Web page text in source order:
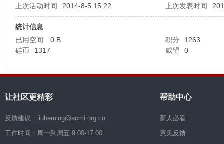
上次活动时间
2014-8-5 15:22 上次发表时间
统计信息
已用空间
0 B 积分
1263
硅币
1317 威望 0
让社区更精彩
反馈建议：liuheming@acmi.org.cn
工作时间：周一到周五 9:00-17:00
帮助中心
新人必看
意见反馈